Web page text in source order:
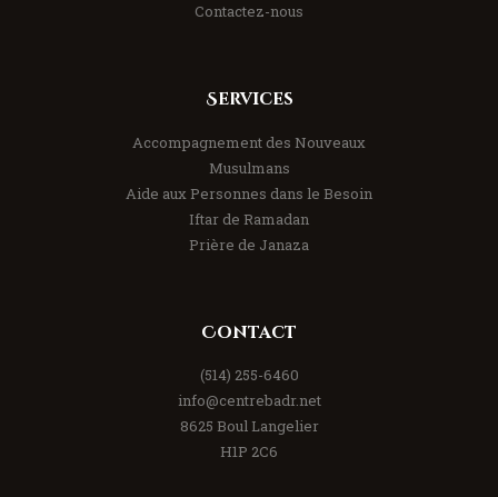
Contactez-nous
Services
Accompagnement des Nouveaux
Musulmans
Aide aux Personnes dans le Besoin
Iftar de Ramadan
Prière de Janaza
Contact
(514) 255-6460
info@centrebadr.net
8625 Boul Langelier
H1P 2C6